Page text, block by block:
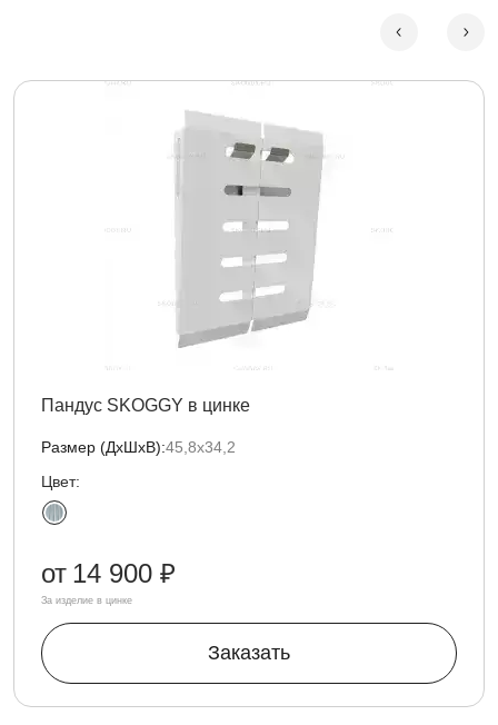
Пандус SKOGGY в цинке
Размер (ДxШxВ):45,8х34,2
Цвет:
от 14 900 ₽
За изделие в цинке
Заказать